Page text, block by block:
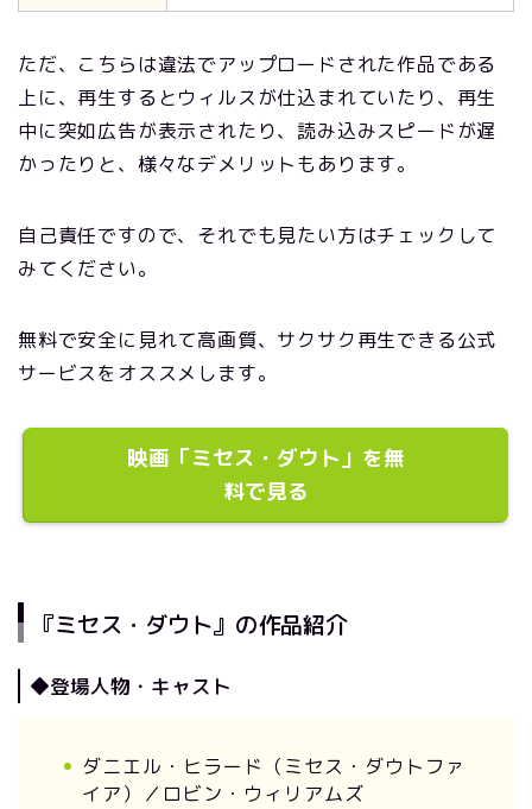
ただ、こちらは違法でアップロードされた作品である
上に、再生するとウィルスが仕込まれていたり、再生
中に突如広告が表示されたり、読み込みスピードが遅
かったりと、様々なデメリットもあります。
自己責任ですので、それでも見たい方はチェックして
みてください。
無料で安全に見れて高画質、サクサク再生できる公式
サービスをオススメします。
映画「ミセス・ダウト」を無
料で見る
『ミセス・ダウト』の作品紹介
◆登場人物・キャスト
ダニエル・ヒラード（ミセス・ダウトファ
イア）／ロビン・ウィリアムズ